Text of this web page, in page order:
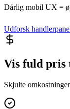
Dårlig mobil UX =
Udforsk
Vis fuld
Skjulte